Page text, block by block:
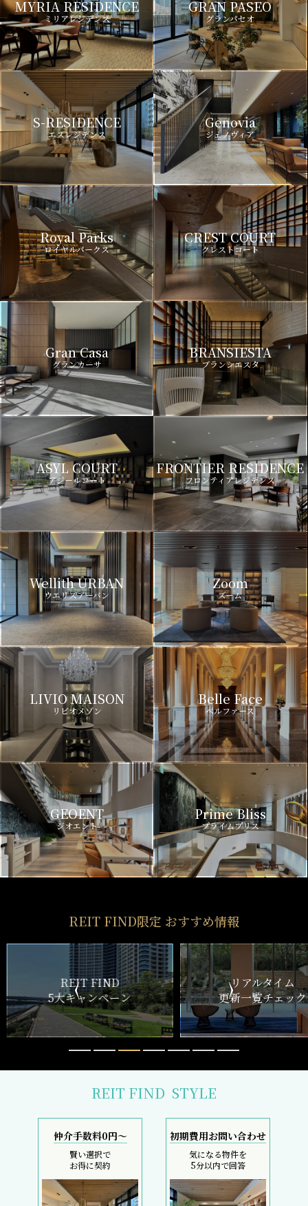
MYRIA RESIDENCE
ミリアレジデンス
GRAN PASEO
グランパセオ
S-RESIDENCE
エスレジデンス
Genovia
ジェノヴィア
Royal Parks
ロイヤルパークス
CREST COURT
クレストコート
Gran Casa
グランカーサ
BRANSIESTA
ブランシエスタ
ASYL COURT
アジールコート
FRONTIER RESIDENCE
フロンティアレジデンス
Wellith URBAN
ウエリスアーバン
Zoom
ズーム
LIVIO MAISON
リビオメゾン
Belle Face
ベルファース
GEOENT
ジオエント
Prime Bliss
プライムブリス
REIT FIND限定 おすすめ情報
ン
リアルタイム
更新一覧チェック
新
REIT FIND STYLE
仲介手数料0円～
賢い選択で
お得に契約
初期費用お問い合わせ
気になる物件を
5分以内で回答